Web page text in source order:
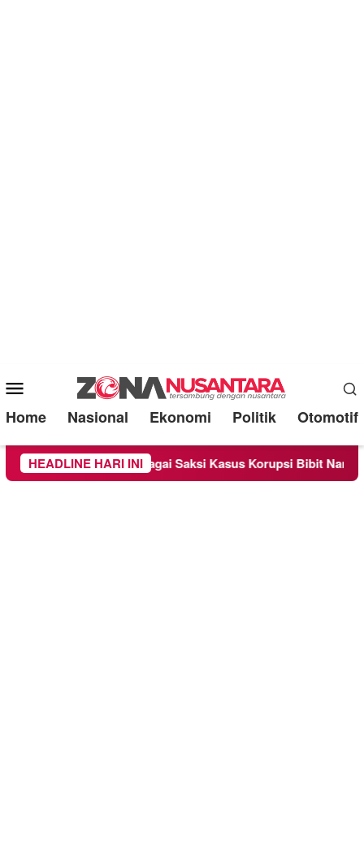
Mobile
Menu
Home Nasional Ekonomi Politik Otomotif
HEADLINE HARI INI
Sebagai Saksi Kasus Korupsi Bibit Nanas Sulsel Rp